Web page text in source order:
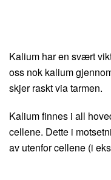
Kalium har en svært
oss nok kalium
skjer raskt via tarmen.
Kalium finnes i all
cellene. Dette i
av utenfor cellene (i